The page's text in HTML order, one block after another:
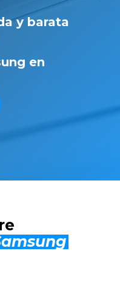
y barata
en